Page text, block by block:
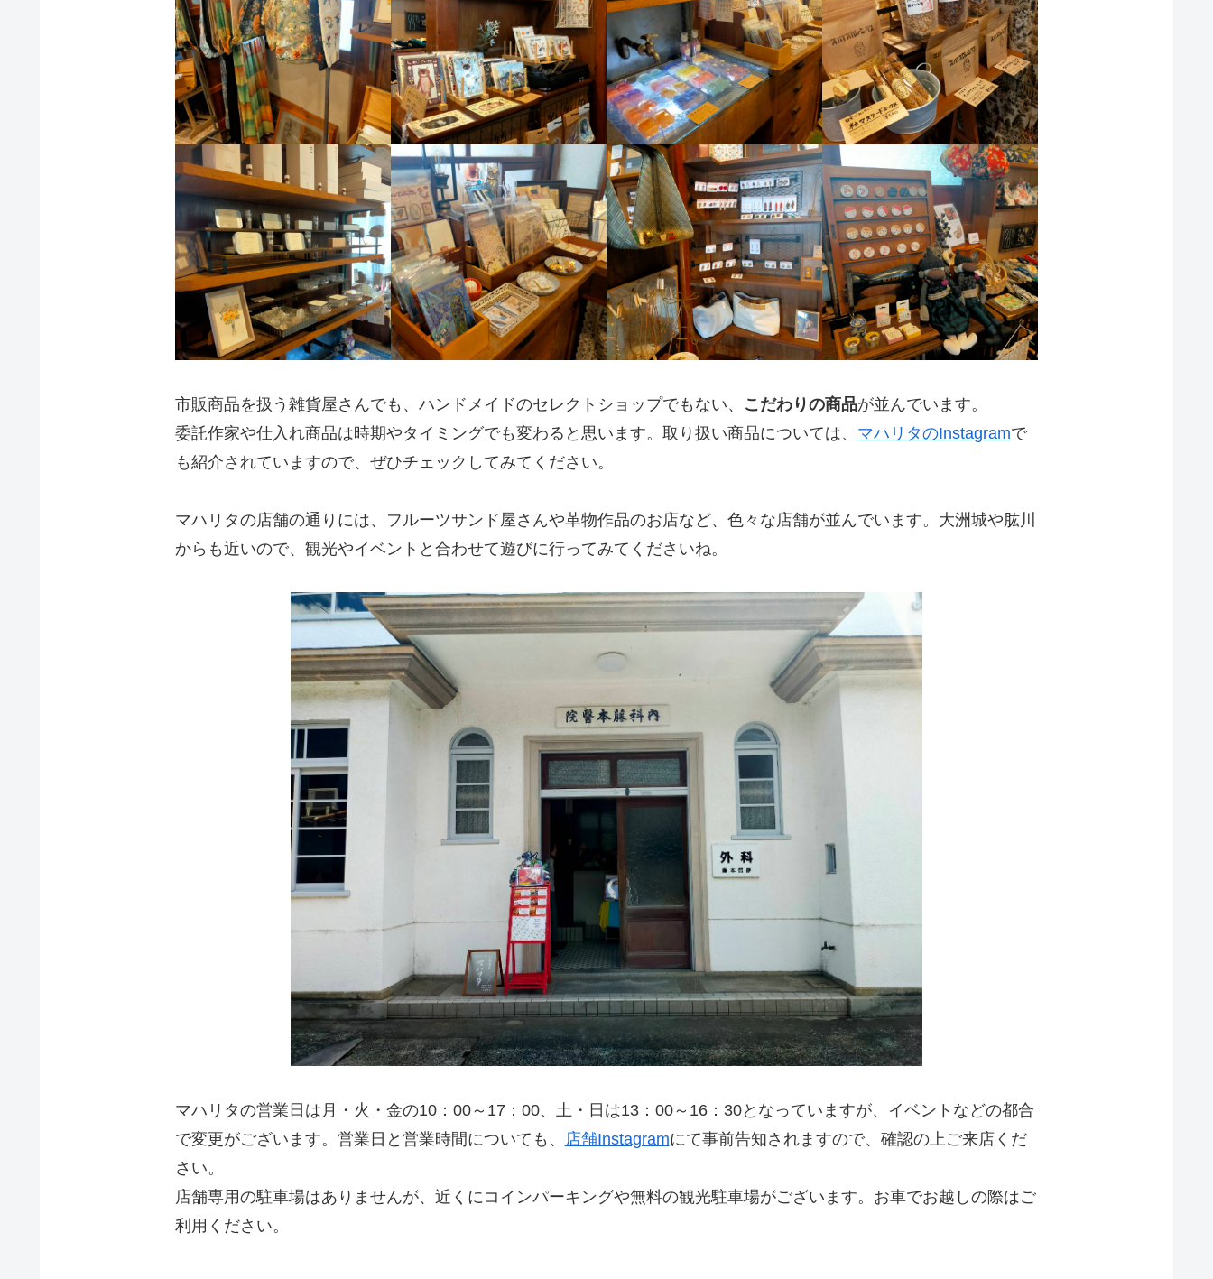
市販商品を扱う雑貨屋さんでも、ハンドメイドのセレクトショップでもない、 こだわりの商品が並んでいます。
委託作家や仕入れ商品は時期やタイミングでも変わると思います。取り扱い商品については、 マハリタのInstagramで
も紹介されていますので、ぜひチェックしてみてください。
マハリタの店舗の通りには、フルーツサンド屋さんや革物作品のお店など、色々な店舗が並んでいます。大洲城や肱川
からも近いので、観光やイベントと合わせて遊びに行ってみてくださいね。
マハリタの営業日は月・火・金の10：00～17：00、土・日は13：00～16：30となっていますが、イベントなどの都合
で変更がございます。営業日と営業時間についても、
店舗Instagramにて事前告知されますので、確認の上ご来店くだ
さい。
店舗専用の駐車場はありませんが、近くにコインパーキングや無料の観光駐車場がございます。お車でお越しの際はご
利用ください。